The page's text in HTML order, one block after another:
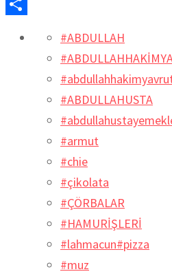
LinkedIn
#ABDULLAH
#ABDULLAHUSTA
#armut
#chie
#çikolata
#ÇÖRBALAR
#HAMURİŞLERİ
#lahmacun#pizza
#muz